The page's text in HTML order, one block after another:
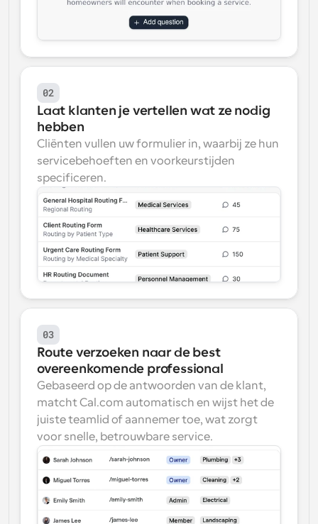
02
Laat klanten je vertellen wat ze nodig
hebben
Cliënten vullen uw formulier in, waarbij ze hun
servicebehoeften en voorkeurstijden
specificeren.
03
Route verzoeken naar de best
overeenkomende professional
Gebaseerd op de antwoorden van de klant,
matcht Cal.com automatisch en wijst het de
juiste teamlid of aannemer toe, wat zorgt
voor snelle, betrouwbare service.